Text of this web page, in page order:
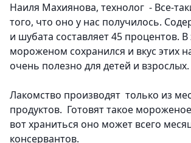
Наиля Махиянова, технолог - Все-
того, что оно у нас получилось.
и шубата составляет 45 процентов. В
мороженом сохранился и вкус этих
очень полезно для детей и взрослых.
Лакомство производят только из
продуктов. Готовят такое
вот храниться оно может всего
консервантов.